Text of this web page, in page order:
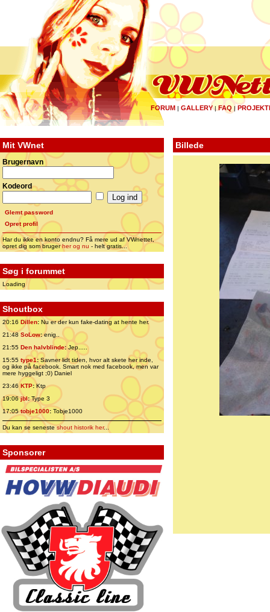
FORUM | GALLERY|FAQ |
Mit VWnet
Brugernavn
Kodeord
Glemt password
Opret profil
Har du ikke en konto endnu? Få mere ud af VWnettet,
opret dig som brugerher og nu - helt gratis...
Søg i forummet
Loading
Shoutbox
20:16 Dillen: Nu er der kun fake-dating at hente her.
21:48 SoLow:enig..
21:55 Den halvblinde:Jep.....
15:55 type1:Savner lidt tiden, hvor alt skete her inde,
og ikke på facebook. Smart nok med facebook, men var
mere hyggeligt ;0) Daniel
23:46 KTP:Ktp
19:06jbl:Type 3
17:05tobje1000: Tobje1000
Du kan se senesteshout historik her...
Sponsorer
Billede